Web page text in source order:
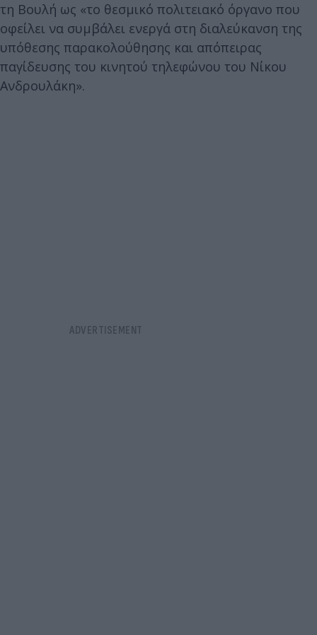
τη Βουλή ως «το θεσμικό πολιτειακό όργανο που
οφείλει να συμβάλει ενεργά στη διαλεύκανση της
υπόθεσης παρακολούθησης και απόπειρας
παγίδευσης του κινητού τηλεφώνου του Νίκου
Ανδρουλάκη».